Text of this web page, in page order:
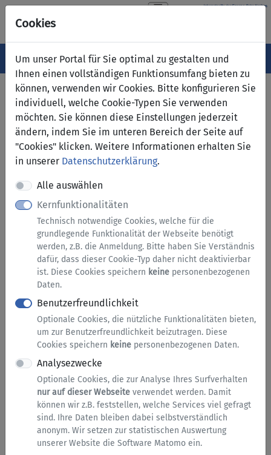
Cookies
Um unser Portal für Sie optimal zu gestalten und
Ihnen einen vollständigen Funktionsumfang bieten zu
können, verwenden wir Cookies. Bitte konfigurieren Sie
individuell, welche Cookie-Typen Sie verwenden
möchten. Sie können diese Einstellungen jederzeit
ändern, indem Sie im unteren Bereich der Seite auf
"Cookies" klicken. Weitere Informationen erhalten Sie
in unserer Datenschutzerklärung.
Alle auswählen
Kernfunktionalitäten
Technisch notwendige Cookies, welche für die
grundlegende Funktionalität der Webseite benötigt
werden, z.B. die Anmeldung. Bitte haben Sie Verständnis
dafür, dass dieser Cookie-Typ daher nicht deaktivierbar
ist. Diese Cookies speichern keine personenbezogenen
Daten.
Benutzerfreundlichkeit
Optionale Cookies, die nützliche Funktionalitäten bieten,
um zur Benutzerfreundlichkeit beizutragen. Diese
Cookies speichern keine personenbezogenen Daten.
Analysezwecke
Optionale Cookies, die zur Analyse Ihres Surfverhalten
nur auf dieser Webseite verwendet werden. Damit
können wir z.B. feststellen, welche Services viel gefragt
sind. Ihre Daten bleiben dabei selbstverständlich
anonym. Wir setzen zur statistischen Auswertung
unserer Website die Software Matomo ein.
Navigation ein-/ausblenden
Menü
Dienstleistungen online
Hier können Sie bequem von zu Hause aus zahlreiche
Dienstleistungen nutzen. Unser Angebot wird ständig erweitert
und verbessert.
Services, viele davon können Sie ohne Anmeldung nutzen. Sie
können entweder nach Kategorien oder alphabetisch nach A bis
Z suchen.
Serviceübersicht nach Kategorien
Serviceübersicht A bis Z
Wichtiger Hinweis - Umstellung auf BundID
Wir stellen auf dieBundIDum und benötigen dafür Ihre
Unterstützung! Ab dem 20.06.2024 wird das Servicekonto.NRW
im Serviceportal des Ennepe-Ruhr-Kreises durch das
Nutzerkonto des Bundes, die BundID, ersetzt.
Wenn Sie dieses Portal früher mit dem Servicekonto.NRW
genutzt haben, verwenden Sie bitte bei der Anmeldung mit
BundIDdieselbe E-Mail-Adresse. Nur so werden Ihre
Anträge automatisch übernommen und stehen Ihnen weiterhin